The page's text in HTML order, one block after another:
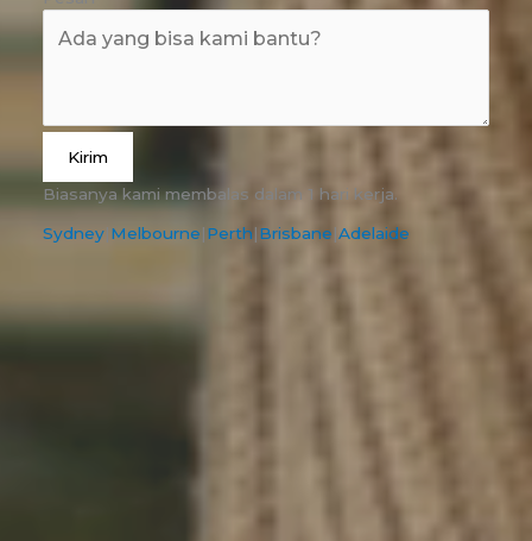
Kirim
Biasanya kami membalas dalam 1 hari kerja.
Sydney|Melbourne|Perth|Brisbane|Adelaide